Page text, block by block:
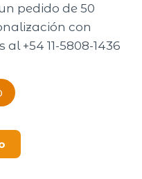
pedido de 50
con
+54 11-5808-1436